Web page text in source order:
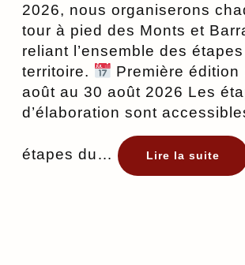
2026, nous organiserons
tour à pied des Monts et
reliant l’ensemble des
territoire.
Première édition
août au 30 août 2026 Les
d’élaboration sont
étapes du… Lire la suite
Tous